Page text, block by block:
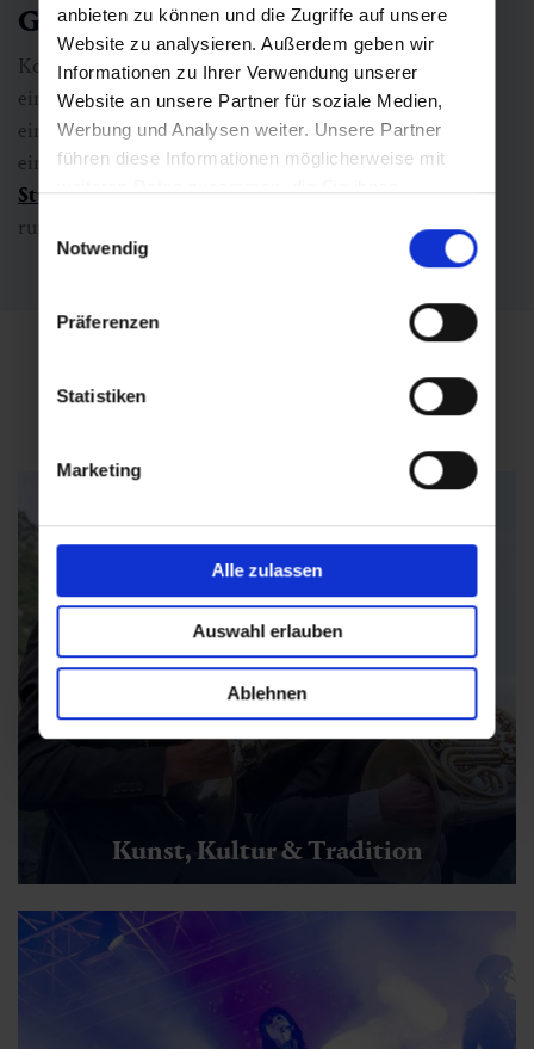
anbieten zu können und die Zugriffe auf unsere
Website zu analysieren. Außerdem geben wir
Informationen zu Ihrer Verwendung unserer
Website an unsere Partner für soziale Medien,
Werbung und Analysen weiter. Unsere Partner
führen diese Informationen möglicherweise mit
Nutzung der Dienste gesammelt haben.
Notwendig
Präferenzen
Statistiken
Marketing
Alle zulassen
Auswahl erlauben
Ablehnen
Gasteinertal
Kombinieren Sie das Goldwaschen in Gastein
einem Abstecher insMontanmuseum Altböckstein
einerfamilienfreundlichenThemenwanderung
einem Besuch derAussichtsplattformen am
Stubnerkogel.So wird der Schatzsucher-Tag zum
rundum gelungenen Familienabenteuer.
Das könnte Sie auch interessieren
Kunst, Kultur & Tradition